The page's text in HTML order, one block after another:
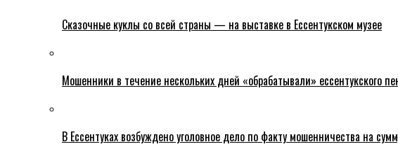
Сказочные куклы со всей страны — на выставке в Ессентукском музее
Мошенники в течение нескольких дней «обрабатывали» ессентукского
В Ессентуках возбуждено уголовное дело по факту мошенничества на